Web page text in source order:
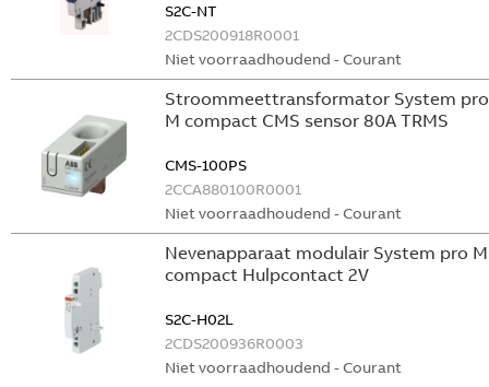
S2C-NT
2CDS200918R0001
Niet voorraadhoudend - Courant
Stroommeettransformator System pro
M compact CMS sensor 80A TRMS
CMS-100PS
2CCA880100R0001
Niet voorraadhoudend - Courant
Nevenapparaat modulair System pro M
compact Hulpcontact 2V
S2C-H02L
2CDS200936R0003
Niet voorraadhoudend - Courant